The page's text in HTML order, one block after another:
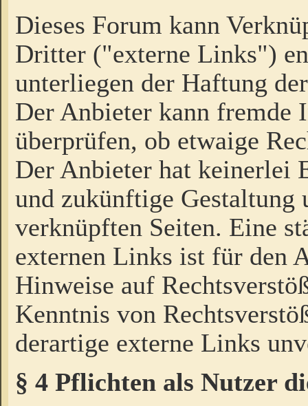
Dieses Forum kann
Dritter ("externe Links")
unterliegen der Haftung
Der Anbieter kann fremde
überprüfen, ob etwaige
Der Anbieter hat keinerlei
und zukünftige Gestaltung
verknüpften Seiten. Eine
externen Links ist für den
Hinweise auf
Kenntnis von
derartige externe Links
§ 4 Pflichten als Nutzer